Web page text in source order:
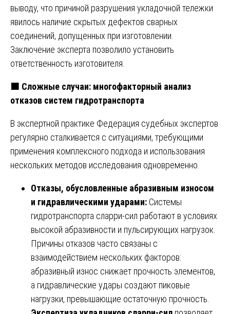
выводу, что причиной разрушения укладочной тележки
явилось наличие скрытых дефектов сварных
соединений, допущенных при изготовлении.
Заключение эксперта позволило установить
ответственность изготовителя.
🟧 Сложные случаи: многофакторный анализ
отказов систем гидротранспорта
В экспертной практике Федерация судебных экспертов
регулярно сталкивается с ситуациями, требующими
применения комплексного подхода и использования
нескольких методов исследования одновременно.
Отказы, обусловленные абразивным износом
и гидравлическими ударами: Системы
гидротранспорта сларри-сил работают в условиях
высокой абразивности и пульсирующих нагрузок.
Причины отказов часто связаны с
взаимодействием нескольких факторов:
абразивный износ снижает прочность элементов,
а гидравлические удары создают пиковые
нагрузки, превышающие остаточную прочность.